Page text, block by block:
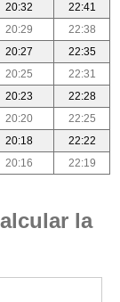
20:32
22:41
20:29
22:38
20:27
22:35
20:25
22:31
20:23
22:28
20:20
22:25
20:18
22:22
20:16 22:19
la